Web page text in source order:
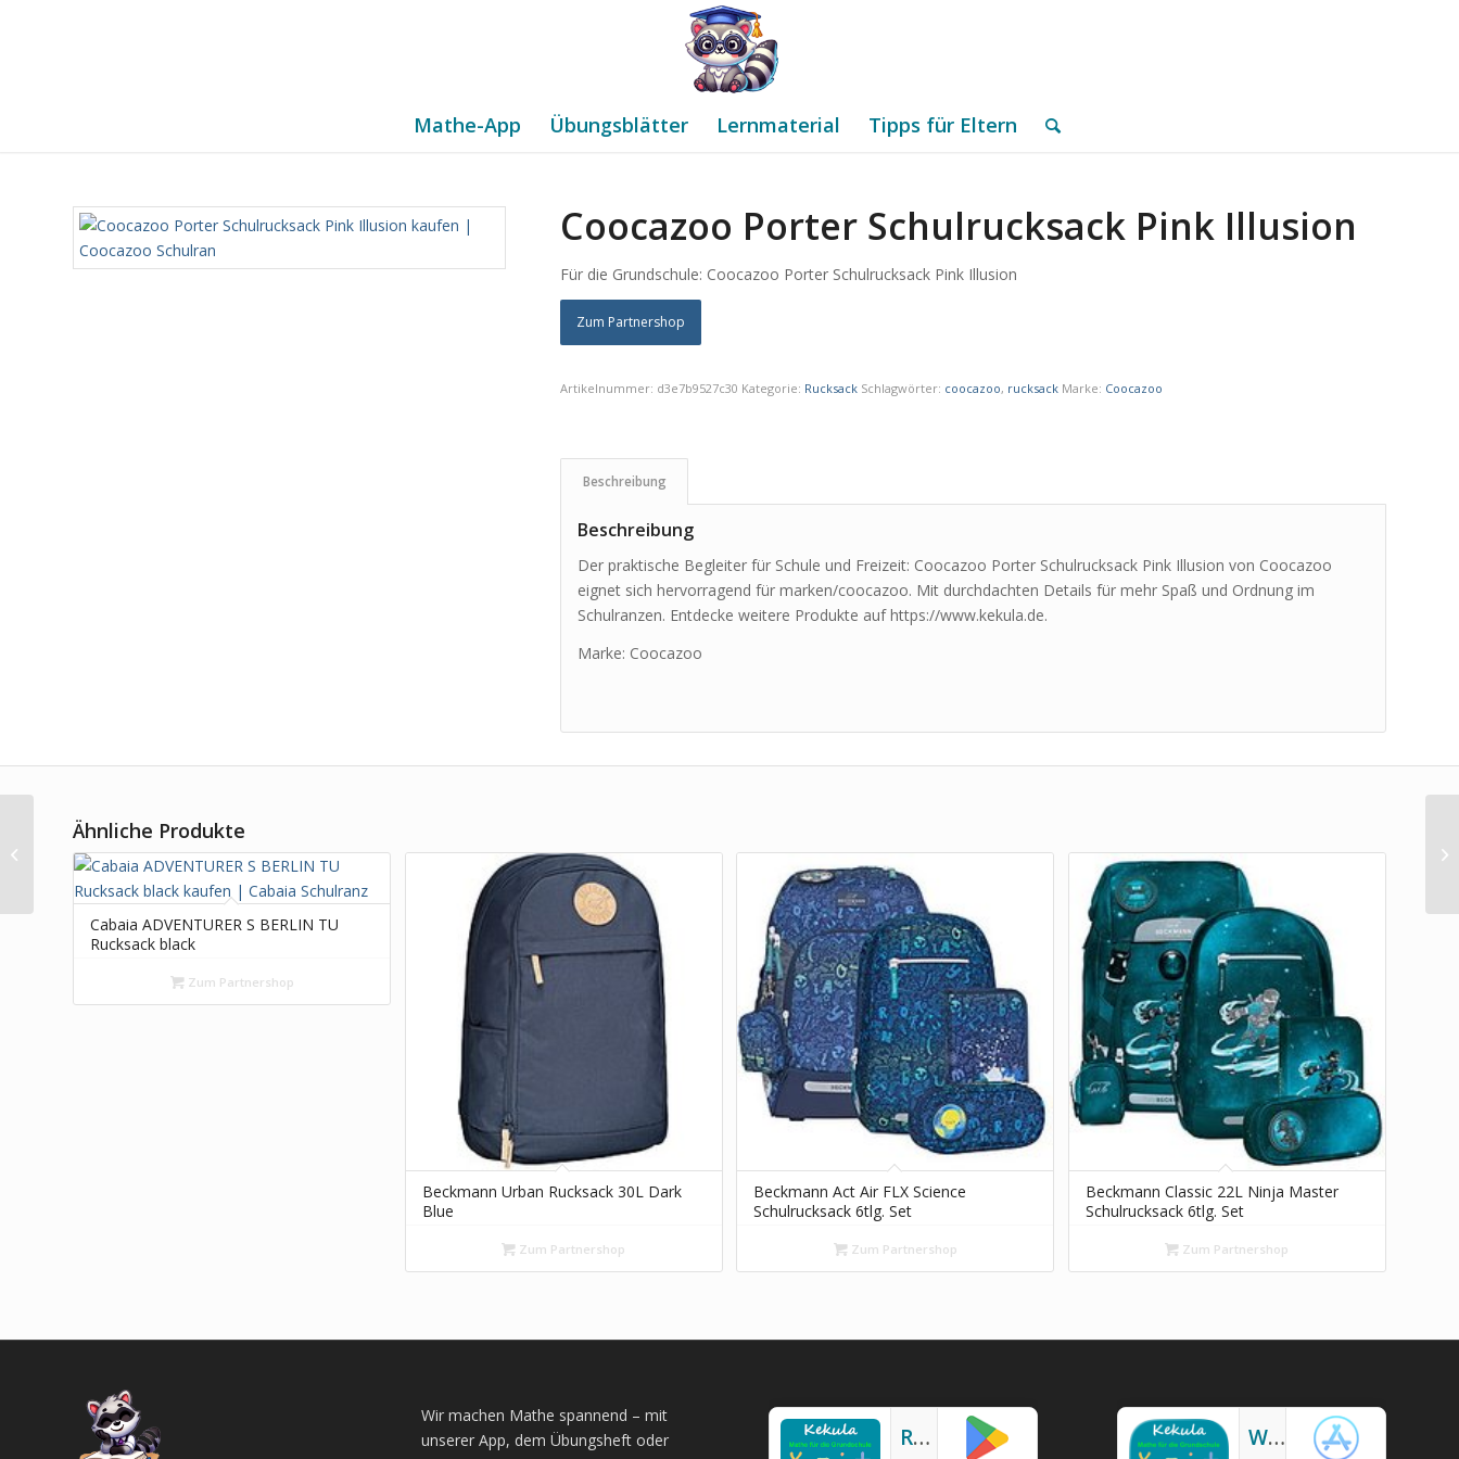
Mathe-App Übungsblätter Lernmaterial Tipps für Eltern
Coocazoo Porter Schulrucksack Pink Illusion
Für die Grundschule: Coocazoo Porter Schulrucksack Pink Illusion
Zum Partnershop
Artikelnummer: d3e7b9527c30 Kategorie: Rucksack Schlagwörter: coocazoo, rucksack Marke: Coocazoo
Beschreibung
Beschreibung
Der praktische Begleiter für Schule und Freizeit: Coocazoo Porter Schulrucksack Pink Illusion von Coocazoo
eignet sich hervorragend für marken/coocazoo. Mit durchdachten Details für mehr Spaß und Ordnung im
Schulranzen. Entdecke weitere Produkte auf https://www.kekula.de.
Marke: Coocazoo
Ähnliche Produkte
Cabaia ADVENTURER S BERLIN TU
Rucksack black
Zum Partnershop
Beckmann Urban Rucksack 30L Dark
Blue
Zum Partnershop
Beckmann Act Air FLX Science
Schulrucksack 6tlg. Set
Zum Partnershop
Beckmann Classic 22L Ninja Master
Schulrucksack 6tlg. Set
Zum Partnershop
Wir machen Mathe spannend – mit
unserer App, dem Übungsheft oder
Rechnen Mathe üben Grundschule Werbefreie Mathe-App Kekula
Coocazoo Mate
Schulrucksack Laser
Lights